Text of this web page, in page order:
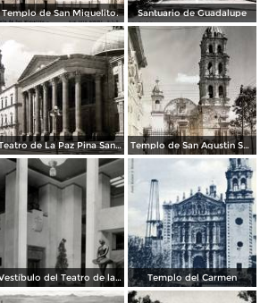
Templo de San Miguelito. Santuario de Guadalupe
Teatro de La Paz Pina San Luis Potosí. Templo de San Agustin San Luis Potosí
Vestíbulo del Teatro de la Paz Templo del Carmen